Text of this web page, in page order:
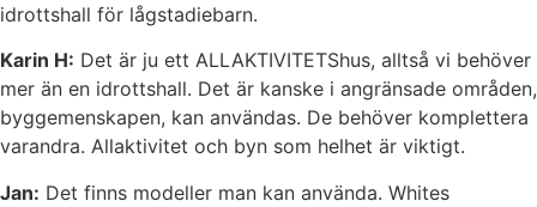
idrottshall för lågstadiebarn.
Karin H: Det är ju ett ALLAKTIVITETShus, alltså vi behöver
mer än en idrottshall. Det är kanske i angränsade områden,
byggemenskapen, kan användas. De behöver komplettera
varandra. Allaktivitet och byn som helhet är viktigt.
Jan: Det finns modeller man kan använda. Whites